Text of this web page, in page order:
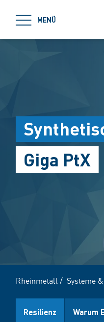
MENÜ
Giga PtX
Rheinmetall / Systeme
Resilienz Warum